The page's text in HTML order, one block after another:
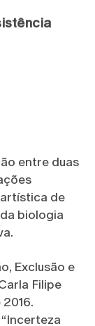
entre duas
de
biologia
Exclusão e
Filipe